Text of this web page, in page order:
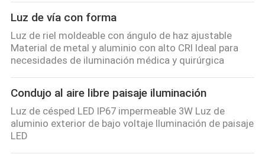
Luz de vía con forma
Luz de riel moldeable con ángulo de haz ajustable
Material de metal y aluminio con alto CRI Ideal para
necesidades de iluminación médica y quirúrgica
Condujo al aire libre paisaje iluminación
Luz de césped LED IP67 impermeable 3W Luz de
aluminio exterior de bajo voltaje Iluminación de paisaje
LED